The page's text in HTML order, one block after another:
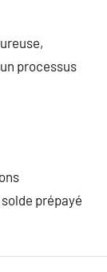
processus
prépayé